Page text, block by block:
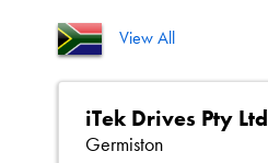
View All
iTek Drives Pty Ltd
Germiston